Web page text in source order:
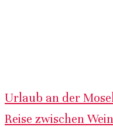
Urlaub an der
Reise zwischen